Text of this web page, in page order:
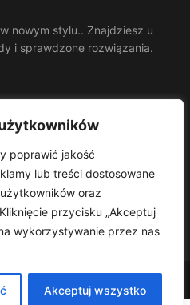
poprawić jakość
lub treści dostosowane
oraz
przycisku „Akceptuj
wykorzystywanie przez nas
Akceptuj wszystko
nowym stylu.. Znajdziesz u
i sprawdzone rozwiązania.